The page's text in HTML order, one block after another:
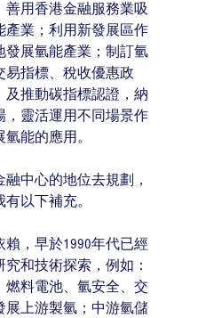
用香港金融服務業吸
產業；利用新發展區作
發展氫能產業；制訂氫
易指標、稅收優惠政
推動碳指標認證，納
，靈活運用不同場景作
能的應用。
中心的地位去規劃，
以下補充。
，早於1990年代已經
和技術探索，例如：
料電池、氫安全、交
展上游製氫；中游氫儲